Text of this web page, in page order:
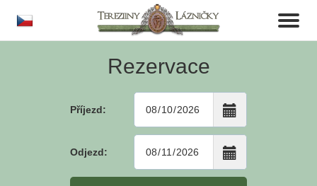
Toggle
Rezervace
Příjezd:
Odjezd: